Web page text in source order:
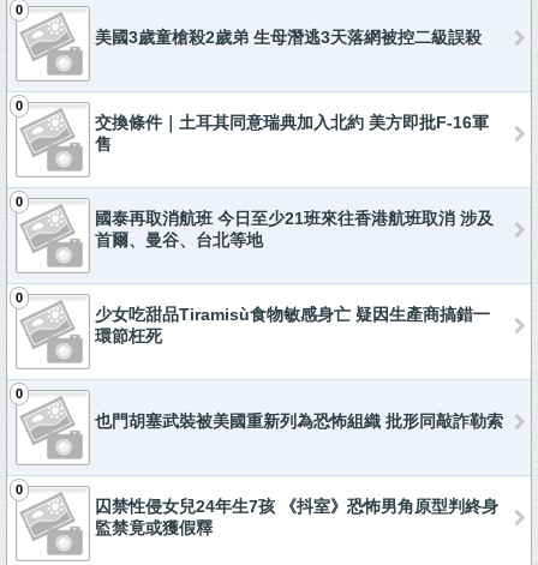
0
美國3歲童槍殺2歲弟 生母潛逃3天落網被控二級誤殺
0
交換條件｜土耳其同意瑞典加入北約 美方即批F-16軍
售
0
國泰再取消航班 今日至少21班來往香港航班取消 涉及
首爾、曼谷、台北等地
0
少女吃甜品Tiramisù食物敏感身亡 疑因生產商搞錯一
環節枉死
0
也門胡塞武裝被美國重新列為恐怖組織 批形同敲詐勒索
0
囚禁性侵女兒24年生7孩 《抖室》恐怖男角原型判終身
監禁竟或獲假釋